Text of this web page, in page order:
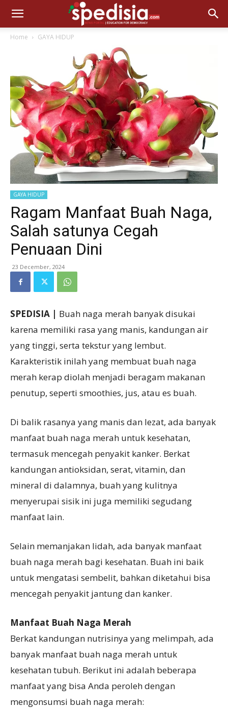
Home GAYA HIDUP
GAYA HIDUP
Ragam Manfaat Buah Naga,
Salah satunya Cegah
Penuaan Dini
23 December, 2024
SPEDISIA | Buah naga merah banyak disukai
karena memiliki rasa yang manis, kandungan air
yang tinggi, serta tekstur yang lembut.
Karakteristik inilah yang membuat buah naga
merah kerap diolah menjadi beragam makanan
penutup, seperti smoothies, jus, atau es buah.
Di balik rasanya yang manis dan lezat, ada banyak
manfaat buah naga merah untuk kesehatan,
termasuk mencegah penyakit kanker. Berkat
kandungan antioksidan, serat, vitamin, dan
mineral di dalamnya, buah yang kulitnya
menyerupai sisik ini juga memiliki segudang
manfaat lain.
Selain memanjakan lidah, ada banyak manfaat
buah naga merah bagi kesehatan. Buah ini baik
untuk mengatasi sembelit, bahkan diketahui bisa
mencegah penyakit jantung dan kanker.
Manfaat Buah Naga Merah
Berkat kandungan nutrisinya yang melimpah, ada
banyak manfaat buah naga merah untuk
kesehatan tubuh. Berikut ini adalah beberapa
manfaat yang bisa Anda peroleh dengan
mengonsumsi buah naga merah: